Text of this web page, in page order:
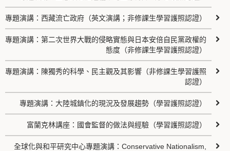
專題演講：西藏流亡政府（英文演講；非修課生學習護照認證）
專題演講：第二次世界大戰的侵略實態與日本安倍自民黨政權的
態度（非修課生學習護照認證）
專題演講：陳獨秀的科學、民主觀及其影響（非修課生學習護照
認證）
專題演講：大陸城鎮化的現況及發展趨勢（學習護照認證）
富蘭克林講座：國會監督的做法與經驗（學習護照認證）
全球化與和平研究中心專題演講：Conservative Nationalism,